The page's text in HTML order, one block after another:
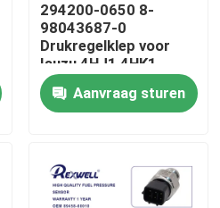
294200-0650 8-
98043687-0
Drukregelklep voor
Isuzu 4HJ1 4HK1
6HK1
Aanvraag sturen